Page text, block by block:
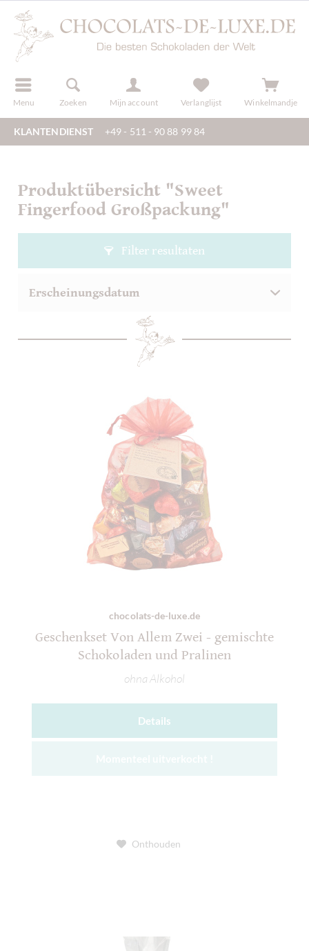
Menu Zoeken Mijn account
registreren Verlanglijst Winkelmandje
KLANTENDIENST +49 - 511 - 90 88 99 84
Produktübersicht "Sweet
Fingerfood Großpackung"
Filter resultaten
chocolats-de-luxe.de
Geschenkset Von Allem Zwei - gemischte
Schokoladen und Pralinen
ohna Alkohol
Details
Onthouden